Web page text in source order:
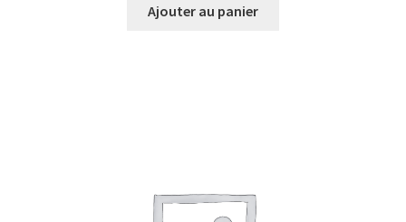
Ajouter au panier